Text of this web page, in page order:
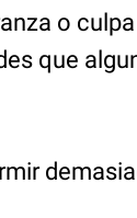
o culpa
que